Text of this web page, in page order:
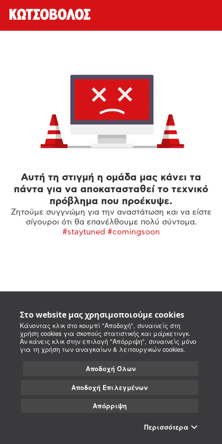
Στο website μας χρησιμοποιούμε cookies
Κάνοντας κλικ στο κουμπί "Αποδοχή", συναινείς στη
χρήση cookies για σκοπούς στατιστικής και μάρκετινγκ.
Αν κάνεις κλικ στην επιλογή "Απόρριψη", συναινείς μόνο
για τη χρήση των αναγκαίων & λειτουργικών cookies.
Αποδοχή Όλων
Αποδοχή Επιλεγμένων
Απόρριψη
Περισσότερα
Αυτή τη στιγμή η ομάδα μας κάνει τα
πάντα για να αποκατασταθεί το τεχνικό
πρόβλημα που προέκυψε.
Ζητούμε συγγνώμη για την αναστάτωση και να είστε
σίγουροι ότι θα επανέλθουμε πολύ σύντομα.
#staytuned #comingsoon